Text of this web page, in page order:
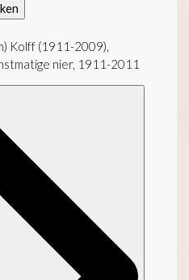
Kolff (1911-2009),
nier, 1911-2011